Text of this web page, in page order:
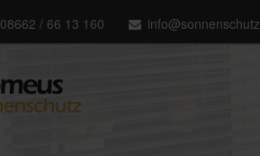
08662 / 66 13 160